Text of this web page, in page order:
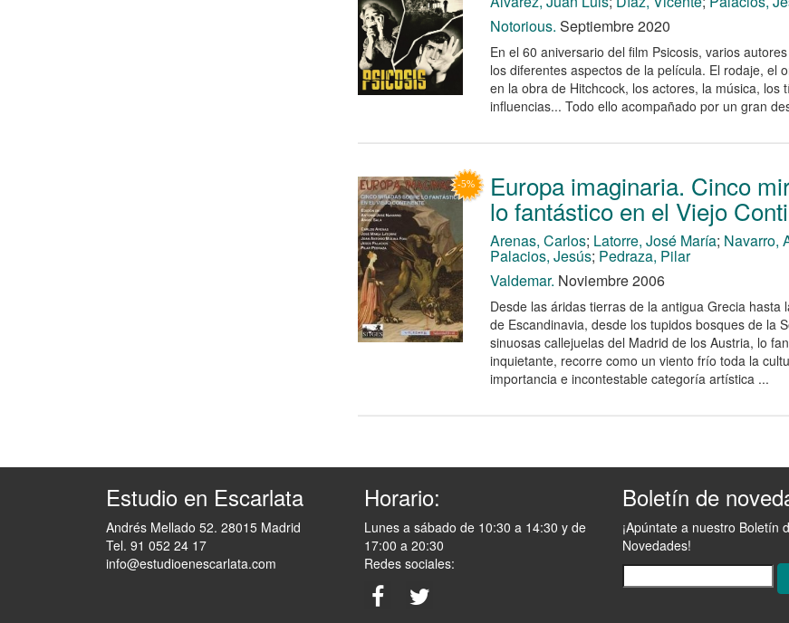
Notorious. Septiembre 2020
En el 60 aniversario del film Psicosis, varios
los diferentes aspectos de la película. El rodaje, el
en la obra de Hitchcock, los actores, la música, los
influencias... Todo ello acompañado por un gran
Europa imaginaria. Cinco
lo fantástico en el Viejo
Arenas, Carlos; Latorre, José María; Navarro,
Palacios, Jesús; Pedraza, Pilar
Valdemar. Noviembre 2006
Desde las áridas tierras de la antigua Grecia hasta
de Escandinavia, desde los tupidos bosques de la
sinuosas callejuelas del Madrid de los Austria, lo
inquietante, recorre como un viento frío toda la
importancia e incontestable categoría artística ...
Estudio en Escarlata
Andrés Mellado 52. 28015 Madrid
Tel. 91 052 24 17
info@estudioenescarlata.com
Horario:
Lunes a sábado de 10:30 a 14:30 y de
17:00 a 20:30
Redes sociales:
Boletín de
¡Apúntate a nuestro Boletín
Novedades!